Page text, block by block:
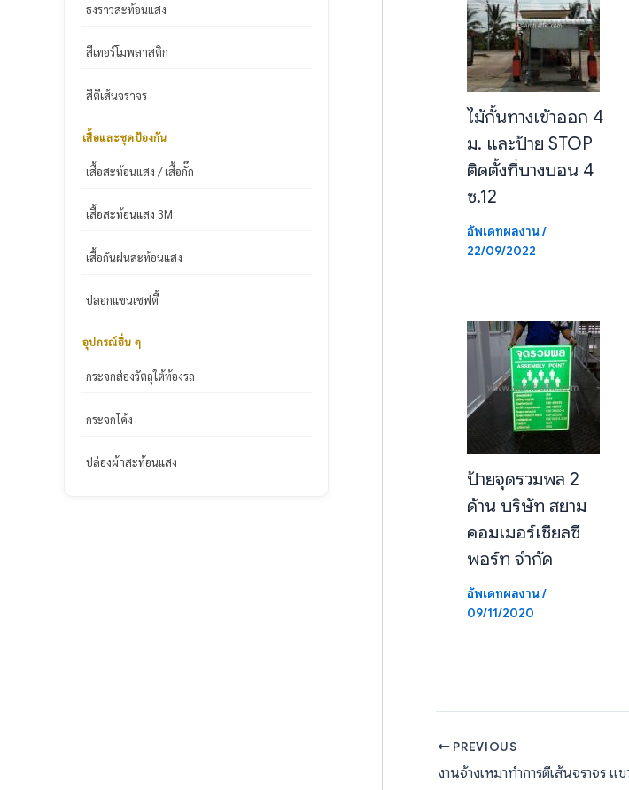
ธงราวสะท้อนแสง
สีเทอร์โมพลาสติก
สีตีเส้นจราจร
เสื้อและชุดป้องกัน
เสื้อสะท้อนแสง / เสื้อกั๊ก
เสื้อสะท้อนแสง 3M
เสื้อกันฝนสะท้อนแสง
ปลอกแขนเซฟตี้
อุปกรณ์อื่น ๆ
กระจกส่องวัตถุใต้ท้องรถ
กระจกโค้ง
ปล่องผ้าสะท้อนแสง
ไม้กั้นทางเข้าออก 4
ม. และป้าย STOP
ติดตั้งที่บางบอน 4
ซ.12
อัพเดทผลงาน/
22/09/2022
ป้ายจุดรวมพล 2
ด้าน บริษัท สยาม
คอมเมอร์เชียลซี
พอร์ท จำกัด
อัพเดทผลงาน/
09/11/2020
PREVIOUS